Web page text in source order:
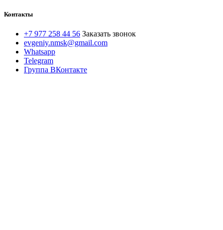
Контакты
+7 977 258 44 56 Заказать звонок
evgeniy.nmsk@gmail.com
Whatsapp
Telegram
Группа ВКонтакте